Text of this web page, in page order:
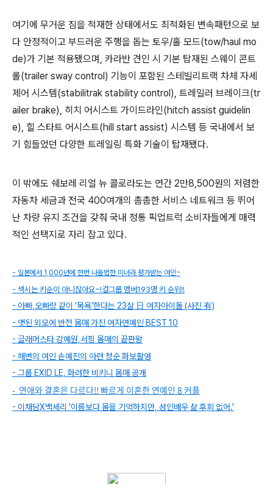
여기에 무거운 짐을 적재한 상태에서도 최적화된 변속패턴으로 보
다 안정적이고 부드러운 주행을 돕는 토우/홀 모드(tow/haul mo
de)가 기본 적용됐으며, 카라반 견인 시 기본 탑재된 스웨이 콘트
롤(trailer sway control) 기능이 포함된 스테빌리트랙 차체 자세
제어 시스템(stabilitrak stability control), 트레일러 브레이크(tr
ailer brake), 히치 어시스트 가이드라인(hitch assist guidelin
e), 힐 스타트 어시스트(hill start assist) 시스템 등 국내에서 보
기 힘들었던 다양한 트레일링 특화 기술이 탑재됐다.
이 밖에도 쉐보레 리얼 뉴 콜로라도는 연간 2만8,500원의 저렴한
자동차 세금과 전국 400여개의 촘촘한 서비스 네트워크 등 뛰어
난 차량 유지 조건을 갖춰 국내 정통 픽업트럭 소비자들에게 매력
적인 선택지로 자리 잡고 있다.
- 일본에서 1,000년에 한번 나올법한 미녀라 평가받는 여인~
- 섹시는 키순이 아니잖아요~!걸그룹 멤버193명 키 순위!!
- 아빠,오빠랑 같이 ‘목욕’한다는 23살 日 여자아이돌 (사진 有)
- 앳된 외모에 반전 몸매 가진 여자연예인 BEST 10
- 글래머스타 강예원,서핑 몸매의 끝판왕
- 해변의 여인 손예진의 아련 청순 화보촬영
- 그룹 EXID LE, 화려한 비키니 몸매 공개
- 연애와 결혼은 다르다!! 빠르게 이혼한 연예인 8 커플
- 이채담X백세리 '이름보다 몸을 기억하지만, 성인배우 삶 후회 없어.'